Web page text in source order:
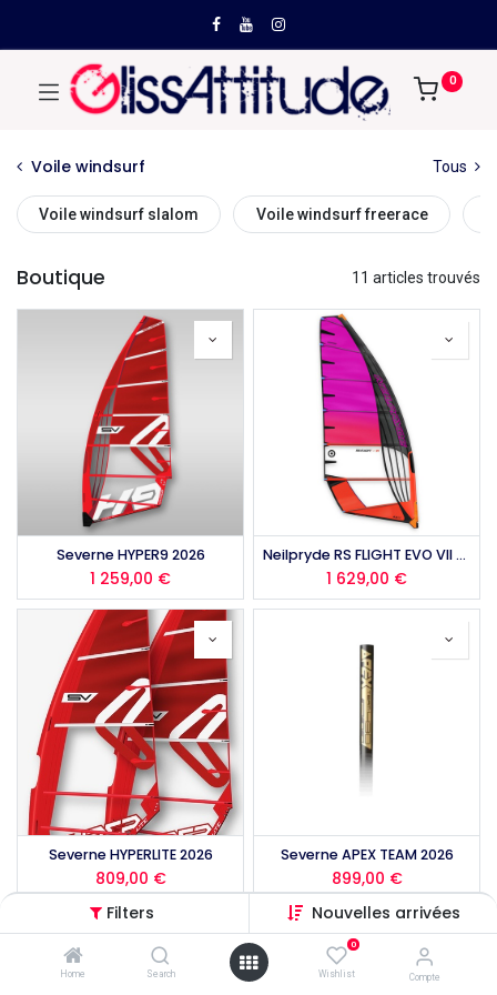
Filters Nouvelles arrivées
Home Search
0
Wishlist Compte
0
Voile windsurf Tous
Voile windsurf slalom Voile windsurf freerace
Boutique 11 articles trouvés
Severne HYPER9 2026
1 259,00 €
Neilpryde RS FLIGHT EVO VII 2026
1 629,00 €
Severne HYPERLITE 2026
809,00 €
Severne APEX TEAM 2026
899,00 €